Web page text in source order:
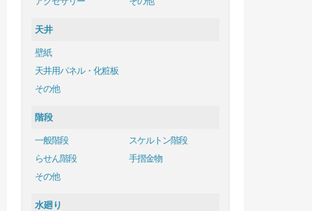
天井
壁紙
天井用パネル・化粧板
その他
階段
一般階段
スケルトン階段
らせん階段
手摺金物
その他
水廻り